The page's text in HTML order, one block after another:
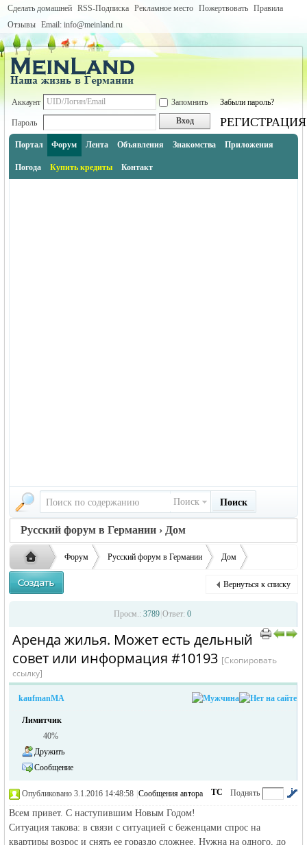
Сделать домашней RSS-Подписка Рекламное место Пожертвовать Правила
Отзывы Email: info@meinland.ru
Аккаунт Запомнить Забыли пароль?
Пароль Вход РЕГИСТРАЦИЯ
Портал Форум Лента Объявления Знакомства Приложения
Погода Купить кредиты Контакт
Поиск Поиск
Русский форум в Германии › Дом
жизнь и
Форум Русский форум в Германии Дом
Аренда жилья. Может есть дел ... Вернуться к списку
Просм.: 3789 Ответ: 0
Аренда жилья. Может есть дельный
совет или информация #10193 [Скопировать
ссылку]
kaufmanMA
Лимитчик
40%
Дружить
Сообщение
Поднять
ТС
Опубликовано 3.1.2016 14:48:58 Сообщения автора
Всем привет. С наступившим Новым Годом!
Ситуация такова: в связи с ситуацией с беженцами спрос на
квартиры возрос и снять ее гораздо сложнее. Нужна на одного, до